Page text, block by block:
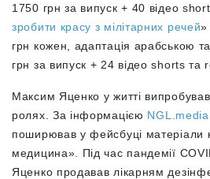
1750 грн за випуск + 40 відео
зробити красу з мілітарних речей»
грн кожен, адаптація арабською
грн за випуск + 24 відео shorts та
Максим Яценко у житті
ролях. За інформацією NGL.media
поширював у фейсбуці матеріали
медицина». Під час пандемії
Яценко продавав лікарням